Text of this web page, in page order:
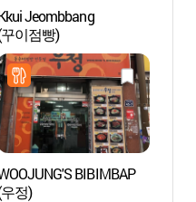
Jeombbang
이점빵)
BIBIMBAP
정)